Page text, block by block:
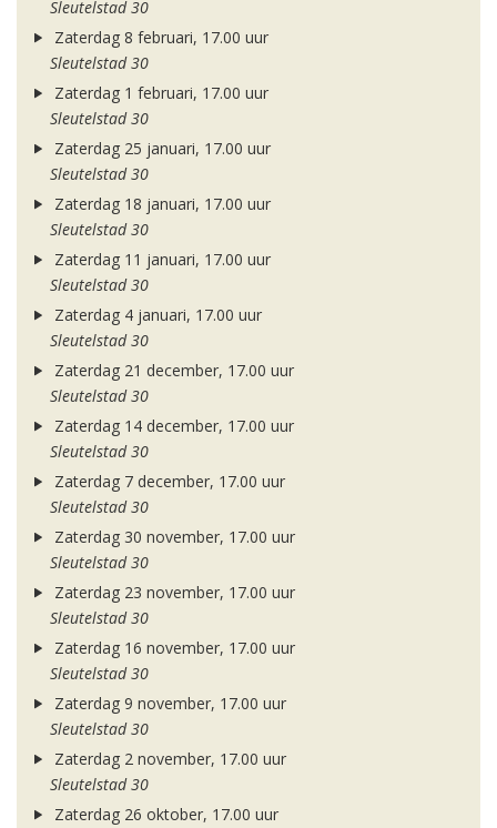
Sleutelstad 30
Zaterdag 8 februari, 17.00 uur
Sleutelstad 30
Zaterdag 1 februari, 17.00 uur
Sleutelstad 30
Zaterdag 25 januari, 17.00 uur
Sleutelstad 30
Zaterdag 18 januari, 17.00 uur
Sleutelstad 30
Zaterdag 11 januari, 17.00 uur
Sleutelstad 30
Zaterdag 4 januari, 17.00 uur
Sleutelstad 30
Zaterdag 21 december, 17.00 uur
Sleutelstad 30
Zaterdag 14 december, 17.00 uur
Sleutelstad 30
Zaterdag 7 december, 17.00 uur
Sleutelstad 30
Zaterdag 30 november, 17.00 uur
Sleutelstad 30
Zaterdag 23 november, 17.00 uur
Sleutelstad 30
Zaterdag 16 november, 17.00 uur
Sleutelstad 30
Zaterdag 9 november, 17.00 uur
Sleutelstad 30
Zaterdag 2 november, 17.00 uur
Sleutelstad 30
Zaterdag 26 oktober, 17.00 uur